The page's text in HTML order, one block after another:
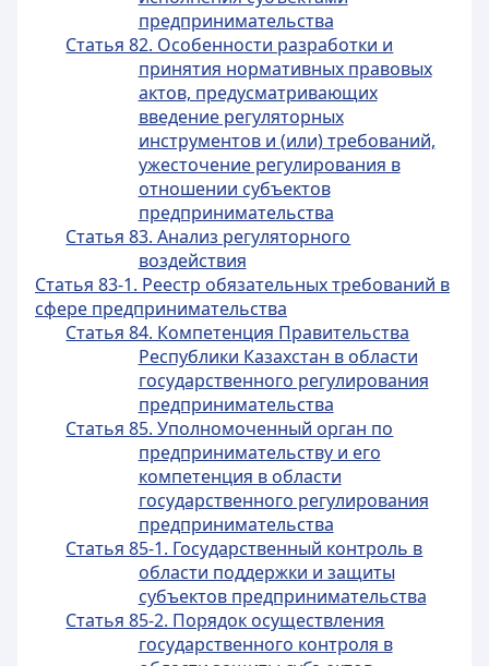
предпринимательства
Статья 82. Особенности разработки и
принятия нормативных правовых
актов, предусматривающих
введение регуляторных
инструментов и (или) требований,
ужесточение регулирования в
отношении субъектов
предпринимательства
Статья 83. Анализ регуляторного
воздействия
Статья 83-1. Реестр обязательных требований в
сфере предпринимательства
Статья 84. Компетенция Правительства
Республики Казахстан в области
государственного регулирования
предпринимательства
Статья 85. Уполномоченный орган по
предпринимательству и его
компетенция в области
государственного регулирования
предпринимательства
Статья 85-1. Государственный контроль в
области поддержки и защиты
субъектов предпринимательства
Статья 85-2. Порядок осуществления
государственного контроля в